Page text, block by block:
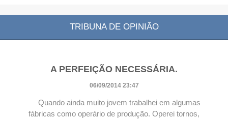
TRIBUNA DE OPINIÃO
A PERFEIÇÃO NECESSÁRIA.
06/09/2014 23:47
Quando ainda muito jovem trabalhei em algumas
fábricas como operário de produção. Operei tornos,